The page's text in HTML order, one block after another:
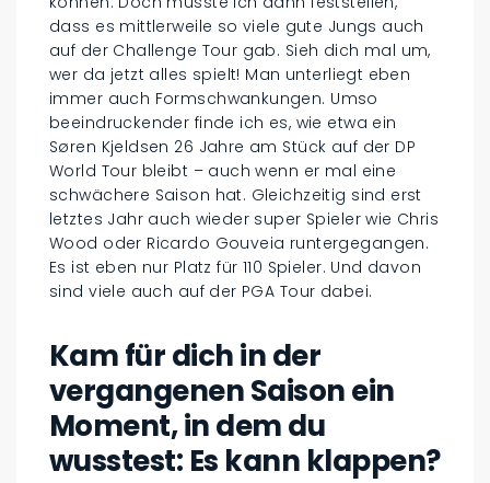
dass es mittlerweile so viele gute Jungs auch
auf der Challenge Tour gab. Sieh dich mal um,
wer da jetzt alles spielt! Man unterliegt eben
immer auch Formschwankungen. Umso
beeindruckender finde ich es, wie etwa ein
Søren Kjeldsen 26 Jahre am Stück auf der DP
World Tour bleibt – auch wenn er mal eine
schwächere Saison hat. Gleichzeitig sind erst
letztes Jahr auch wieder super Spieler wie Chris
Wood oder Ricardo Gouveia runtergegangen.
Es ist eben nur Platz für 110 Spieler. Und davon
sind viele auch auf der PGA Tour dabei.
Kam für dich in der
vergangenen Saison ein
Moment, in dem du
wusstest: Es kann klappen?